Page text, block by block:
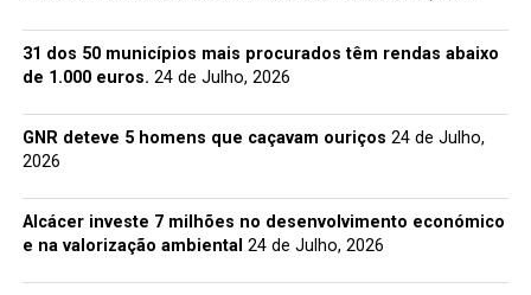
31 dos 50 municípios mais procurados têm rendas abaixo
de 1.000 euros. 24 de Julho, 2026
GNR deteve 5 homens que caçavam ouriços 24 de Julho,
2026
Alcácer investe 7 milhões no desenvolvimento económico
e na valorização ambiental 24 de Julho, 2026